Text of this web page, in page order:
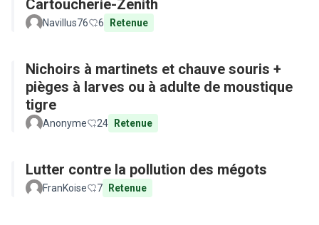
Cartoucherie-Zenith
Navillus76 6 Retenue
Nichoirs à martinets et chauve souris +
pièges à larves ou à adulte de moustique
tigre
Anonyme 24 Retenue
Lutter contre la pollution des mégots
FranKoise 7 Retenue